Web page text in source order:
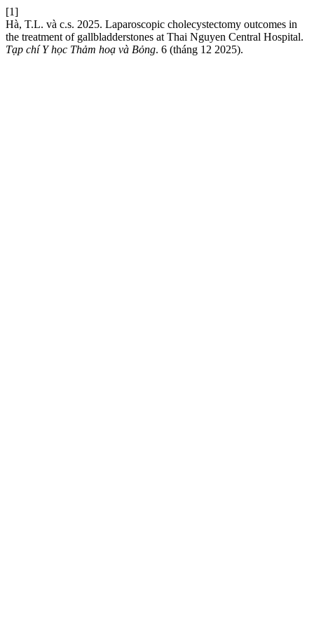
[1]
Hà, T.L. và c.s. 2025. Laparoscopic cholecystectomy outcomes in
the treatment of gallbladderstones at Thai Nguyen Central Hospital.
Tạp chí Y học Thảm hoạ và Bỏng. 6 (tháng 12 2025).